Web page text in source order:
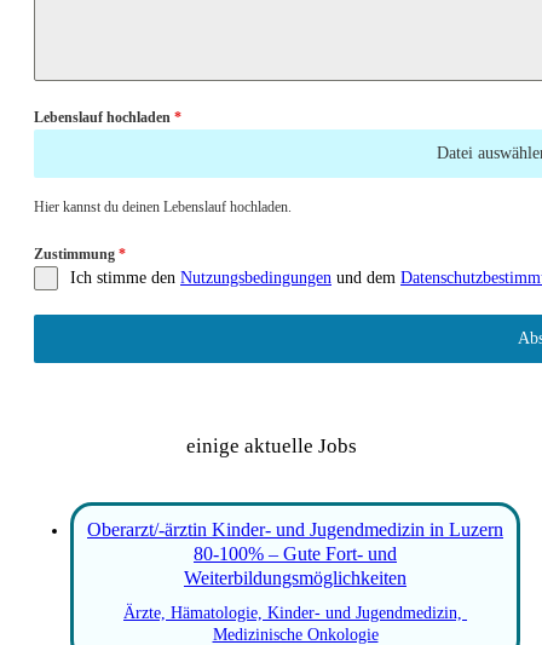
Lebenslauf hochladen *
Datei
Hier kannst du deinen Lebenslauf hochladen.
Zustimmung *
Ich stimme den Nutzungsbedingungen und dem
einige aktuelle Jobs
Oberarzt/-ärztin Kinder- und Jugendmedizin in Luzern
80-100% – Gute Fort- und
Weiterbildungsmöglichkeiten
Ärzte, Hämatologie, Kinder- und Jugendmedizin,
Medizinische Onkologie